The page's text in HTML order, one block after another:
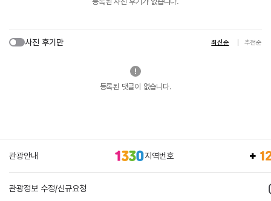
사진 후기만 최신순 추천순
등록된 댓글이 없습니다.
관광안내 지역번호
관광정보 수정/신규요청